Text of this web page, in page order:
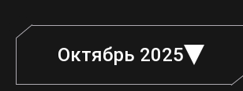
Октябрь 2025